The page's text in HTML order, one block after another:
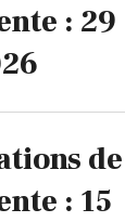
: 29
: 15